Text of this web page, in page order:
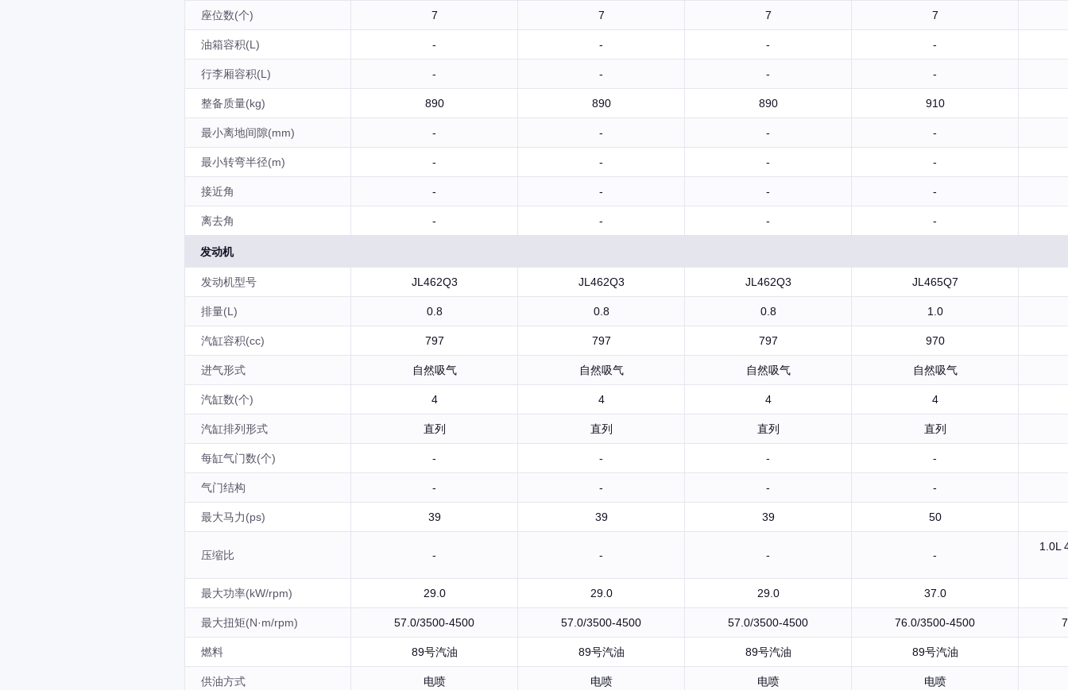
座位数(个) 7 7 7 7
油箱容积(L) - - - -
行李厢容积(L) - - - -
整备质量(kg) 890 890 890 910
最小离地间隙(mm) - - - -
最小转弯半径(m) - - - -
接近角 - - - -
离去角 - - - -
发动机
发动机型号 JL462Q3 JL462Q3 JL462Q3 JL465Q7
排量(L) 0.8 0.8 0.8 1.0
汽缸容积(cc) 797 797 797 970
进气形式 自然吸气 自然吸气 自然吸气 自然吸气
汽缸数(个) 4 4 4 4
汽缸排列形式 直列 直列 直列 直列
每缸气门数(个) - - - -
气门结构 - - - -
最大马力(ps) 39 39 39 50
压缩比 - - - -
1.0L
最大功率(kW/rpm) 29.0 29.0 29.0 37.0
最大扭矩(N·m/rpm) 57.0/3500-4500 57.0/3500-4500 57.0/3500-4500 76.0/3500-4500
燃料 89号汽油 89号汽油 89号汽油 89号汽油
供油方式 电喷 电喷 电喷 电喷